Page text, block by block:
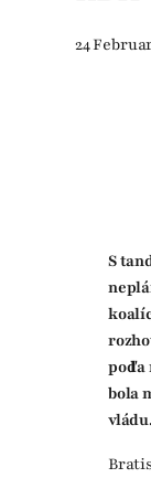
24
S
bola
vládu.